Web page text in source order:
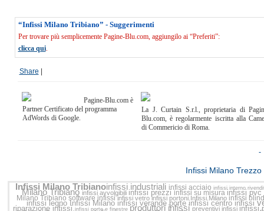
“Infissi Milano Tribiano” - Suggerimenti
Per trovare più semplicemente Pagine-Blu.com, aggiungilo ai “Preferiti”:
clicca qui.
Share
Pagine-Blu.com è
Partner Certificato del programma
AdWords di Google.
La J. Curtain S.r.l., proprietaria di
Blu.com, è regolarmente iscritta alla
di Commericio di Roma.
Infissi Milano Trezzo
Infissi Milano Tribianoinfissi industriali infissi acciaio infissi interno
Milano Tribianoinfissi avvolgibili infissi prezziinfissi su misura infissi pvc
Milano Tribiano software infissiinfissi vetro infissi portoni Infissi Milano infissi
infissi legnoInfissi Milano infissi verandeporte infissicentro infissi
riparazione infissiinfissi porte e finestre produttori infissipreventivi infissi infissi